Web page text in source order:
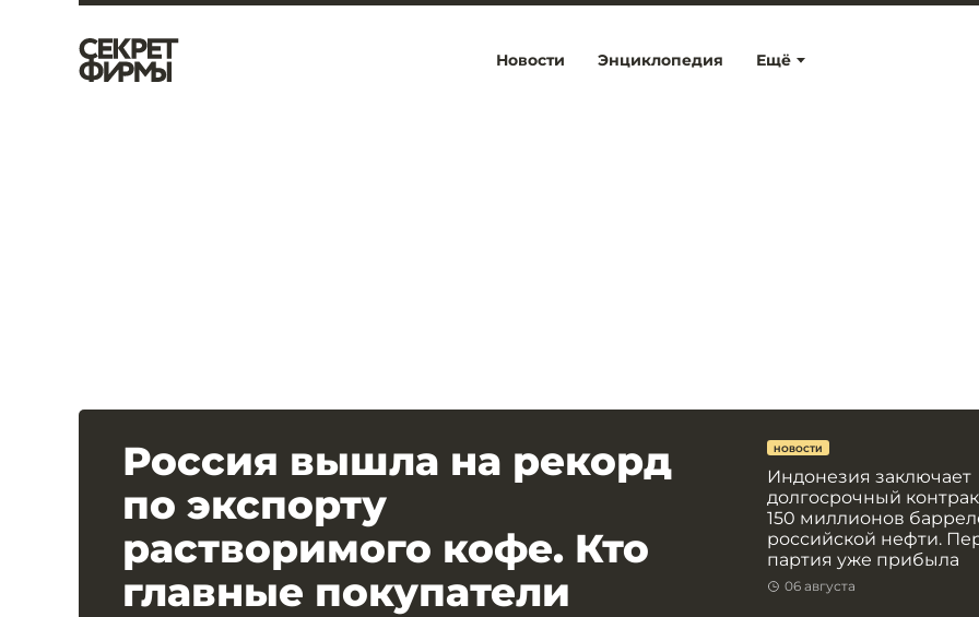
Ещё
Новости Энциклопедия
Россия вышла на рекорд
по экспорту
растворимого кофе. Кто
главные покупатели
НОВОСТИ
Индонезия заключает
долгосрочный
150 миллионов
российской нефти.
партия уже прибыла
06 августа